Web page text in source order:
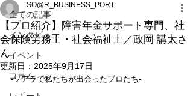
全ての記事
インタビュー
イベント
コラム
【プロ紹介】障害年金サポート専門、社
会保険労務士・社会福祉士／政岡 講太さ
ん
SO@R_BUSINESS_PORT
更新日： 2025年9月17日
-ソアラで私たちが出会ったプロたち-